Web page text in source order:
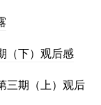
（下）观后感
三期（上）观后